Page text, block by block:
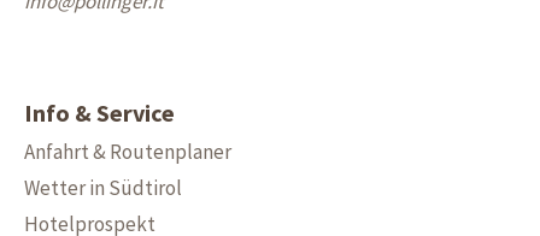
Info & Service
Anfahrt & Routenplaner
Wetter in Südtirol
Hotelprospekt